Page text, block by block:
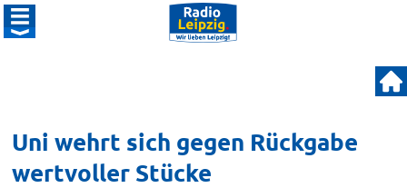
Uni wehrt sich gegen Rückgabe
wertvoller Stücke